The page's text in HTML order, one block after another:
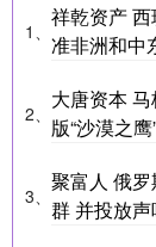
1、
祥乾资产
准非洲和中
2、
大唐资本
版“沙漠之
3、
聚富人 俄
群 并投放